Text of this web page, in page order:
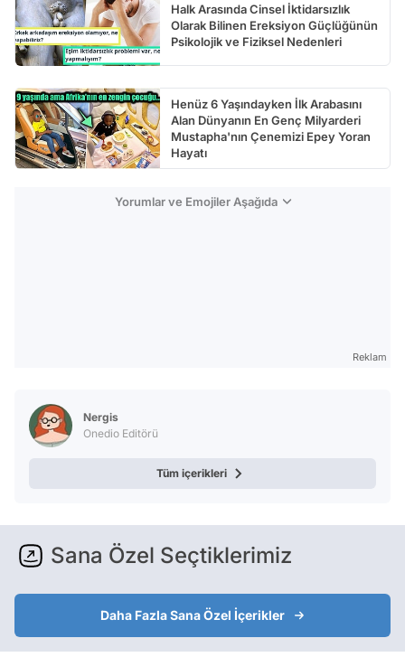
Halk Arasında Cinsel İktidarsızlık
Olarak Bilinen Ereksiyon Güçlüğünün
Psikolojik ve Fiziksel Nedenleri
Henüz 6 Yaşındayken İlk Arabasını
Alan Dünyanın En Genç Milyarderi
Mustapha'nın Çenemizi Epey Yoran
Hayatı
Yorumlar ve Emojiler Aşağıda
Reklam
Nergis
Onedio Editörü
Tüm içerikleri
Sana Özel Seçtiklerimiz
Daha Fazla Sana Özel İçerikler